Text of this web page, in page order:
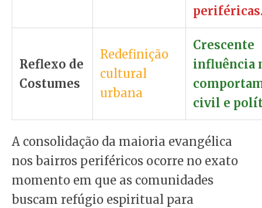
Reflexo de
Costumes
Redefinição
cultural
urbana
Crescente
influência
civil e
A consolidação da maioria evangélica
nos bairros periféricos ocorre no exato
momento em que as comunidades
buscam refúgio espiritual para